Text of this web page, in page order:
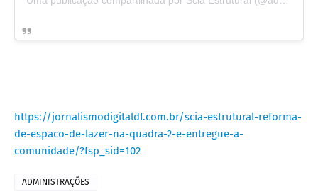
https://jornalismodigitaldf.com.br/scia-estrutural-reforma-
de-espaco-de-lazer-na-quadra-2-e-entregue-a-
comunidade/?fsp_sid=102
ADMINISTRAÇÕES